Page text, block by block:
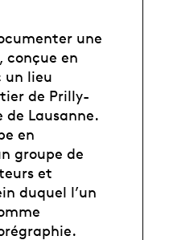
une
conçue en
un lieu
de Prilly-
de Lausanne.
en
groupe de
et
duquel l’un